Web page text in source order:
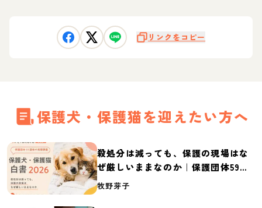
リンクをコピー
保護犬・保護猫を迎えたい方へ
殺処分は減っても、保護の現場はな
ぜ厳しいままなのか｜保護団体59団
体の実態調査【保護犬・保護猫白書
牧野芽子